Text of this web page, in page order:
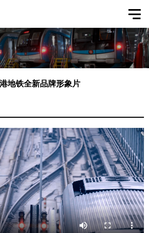
地铁全新品牌形象片